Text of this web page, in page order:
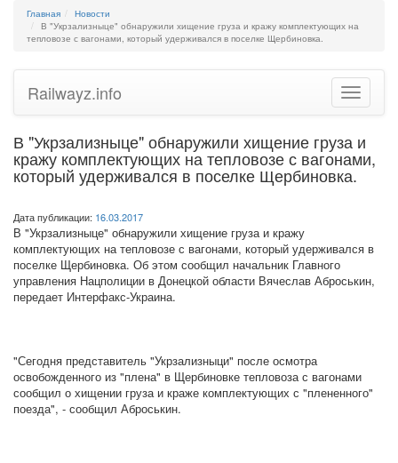
Главная
Новости
В "Укрзализныце" обнаружили хищение груза и кражу комплектующих на
тепловозе с вагонами, который удерживался в поселке Щербиновка.
Toggle
Railwayz.info
В "Укрзализныце" обнаружили хищение груза и
кражу комплектующих на тепловозе с вагонами,
который удерживался в поселке Щербиновка.
Дата публикации: 16.03.2017
В "Укрзализныце" обнаружили хищение груза и кражу
комплектующих на тепловозе с вагонами, который удерживался в
поселке Щербиновка. Об этом сообщил начальник Главного
управления Нацполиции в Донецкой области Вячеслав Аброськин,
передает Интерфакс-Украина.
"Сегодня представитель "Укрзализныци" после осмотра
освобожденного из "плена" в Щербиновке тепловоза с вагонами
сообщил о хищении груза и краже комплектующих с "плененного"
поезда", - сообщил Аброськин.